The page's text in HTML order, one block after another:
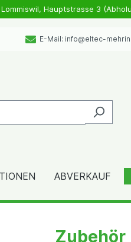
Hauptstrasse 3
E-Mail: info@eltec-
ABVERKAUF
Zubehör